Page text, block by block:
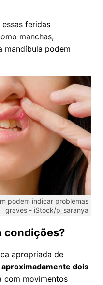
feridas
manchas,
mandíbula podem
podem indicar problemas
graves - iStock/p_saranya
condições?
apropriada de
dois
com movimentos